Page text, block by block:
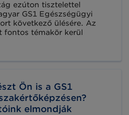
ezúton tisztelettel
GS1 Egészségügyi
következő ülésére. Az
fontos témakör kerül
Ön is a GS1
elmondják